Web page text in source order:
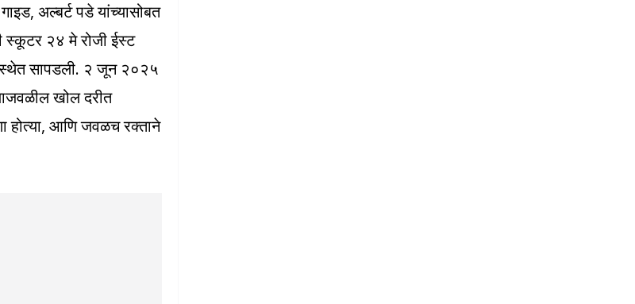
अल्बर्ट पडे यांच्यासोबत
स्कूटर २४ मे रोजी ईस्ट
सापडली. २ जून २०२५
खोल दरीत
होत्या, आणि जवळच रक्ताने